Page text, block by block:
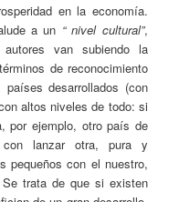
en la economía.
a un “ nivel cultural”,
van subiendo la
de reconocimiento
desarrollados (con
altos niveles de todo: si
por ejemplo, otro país de
con lanzar otra, pura y
pequeños con el nuestro,
trata de que si existen